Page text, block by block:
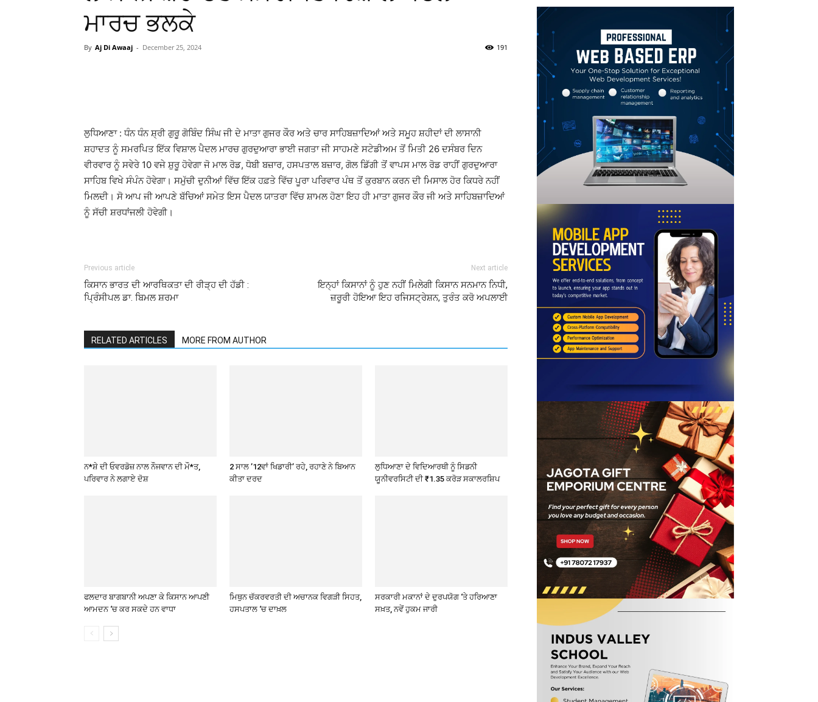
ਮਾਰਚ ਭਲਕੇ
By Aj Di Awaaj - December 25, 2024 191
Linkedin Email
ਲੁਧਿਆਣਾ : ਧੰਨ ਧੰਨ ਸ਼੍ਰੀ ਗੁਰੂ ਗੋਬਿੰਦ ਸਿੰਘ ਜੀ ਦੇ ਮਾਤਾ ਗੁਜਰ ਕੌਰ ਅਤੇ ਚਾਰ ਸਾਹਿਬਜ਼ਾਦਿਆਂ ਅਤੇ ਸਮੂਹ ਸ਼ਹੀਦਾਂ ਦੀ ਲਾਸਾਨੀ
ਸ਼ਹਾਦਤ ਨੂੰ ਸਮਰਪਿਤ ਇੱਕ ਵਿਸ਼ਾਲ ਪੈਦਲ ਮਾਰਚ ਗੁਰਦੁਆਰਾ ਭਾਈ ਜਗਤਾ ਜੀ ਸਾਹਮਣੇ ਸਟੇਡੀਅਮ ਤੋਂ ਮਿਤੀ 26 ਦਸੰਬਰ ਦਿਨ
ਵੀਰਵਾਰ ਨੂੰ ਸਵੇਰੇ 10 ਵਜੇ ਸ਼ੁਰੂ ਹੋਵੇਗਾ ਜੋ ਮਾਲ ਰੋਡ, ਧੋਬੀ ਬਜ਼ਾਰ, ਹਸਪਤਾਲ ਬਜ਼ਾਰ, ਗੋਲ ਡਿੱਗੀ ਤੋਂ ਵਾਪਸ ਮਾਲ ਰੋਡ ਰਾਹੀਂ ਗੁਰਦੁਆਰਾ
ਸਾਹਿਬ ਵਿਖੇ ਸੰਪੰਨ ਹੋਵੇਗਾ। ਸਮੁੱਚੀ ਦੁਨੀਆਂ ਵਿੱਚ ਇੱਕ ਹਫ਼ਤੇ ਵਿੱਚ ਪੂਰਾ ਪਰਿਵਾਰ ਪੰਥ ਤੋਂ ਕੁਰਬਾਨ ਕਰਨ ਦੀ ਮਿਸਾਲ ਹੋਰ ਕਿਧਰੇ ਨਹੀਂ
ਮਿਲਦੀ। ਸੋ ਆਪ ਜੀ ਆਪਣੇ ਬੱਚਿਆਂ ਸਮੇਤ ਇਸ ਪੈਦਲ ਯਾਤਰਾ ਵਿੱਚ ਸ਼ਾਮਲ ਹੋਣਾ ਇਹ ਹੀ ਮਾਤਾ ਗੁਜਰ ਕੌਰ ਜੀ ਅਤੇ ਸਾਹਿਬਜ਼ਾਦਿਆਂ
ਨੂੰ ਸੱਚੀ ਸ਼ਰਧਾਂਜਲੀ ਹੋਵੇਗੀ।
Previous article
ਕਿਸਾਨ ਭਾਰਤ ਦੀ ਆਰਥਿਕਤਾ ਦੀ ਰੀੜ੍ਹ ਦੀ ਹੱਡੀ :
ਪ੍ਰਿੰਸੀਪਲ ਡਾ. ਬਿਮਲ ਸ਼ਰਮਾ
Next article
ਇਨ੍ਹਾਂ ਕਿਸਾਨਾਂ ਨੂੰ ਹੁਣ ਨਹੀਂ ਮਿਲੇਗੀ ਕਿਸਾਨ ਸਨਮਾਨ ਨਿਧੀ,
ਜ਼ਰੂਰੀ ਹੋਇਆ ਇਹ ਰਜਿਸਟ੍ਰੇਸ਼ਨ, ਤੁਰੰਤ ਕਰੋ ਅਪਲਾਈ
RELATED ARTICLES MORE FROM AUTHOR
ਨ*ਸ਼ੇ ਦੀ ਓਵਰਡੋਜ਼ ਨਾਲ ਨੌਜਵਾਨ ਦੀ ਮੌ*ਤ,
ਪਰਿਵਾਰ ਨੇ ਲਗਾਏ ਦੋਸ਼
2 ਸਾਲ ’12ਵਾਂ ਖਿਡਾਰੀ’ ਰਹੇ, ਰਹਾਣੇ ਨੇ ਬਿਆਨ
ਕੀਤਾ ਦਰਦ
ਲੁਧਿਆਣਾ ਦੇ ਵਿਦਿਆਰਥੀ ਨੂੰ ਸਿਡਨੀ
ਯੂਨੀਵਰਸਿਟੀ ਦੀ ₹1.35 ਕਰੋੜ ਸਕਾਲਰਸ਼ਿਪ
ਫਲਦਾਰ ਬਾਗਬਾਨੀ ਅਪਣਾ ਕੇ ਕਿਸਾਨ ਆਪਣੀ
ਆਮਦਨ ‘ਚ ਕਰ ਸਕਦੇ ਹਨ ਵਾਧਾ
ਮਿਥੁਨ ਚੱਕਰਵਰਤੀ ਦੀ ਅਚਾਨਕ ਵਿਗੜੀ ਸਿਹਤ,
ਹਸਪਤਾਲ ‘ਚ ਦਾਖ਼ਲ
ਸਰਕਾਰੀ ਮਕਾਨਾਂ ਦੇ ਦੁਰਪਯੋਗ ‘ਤੇ ਹਰਿਆਣਾ
ਸਖ਼ਤ, ਨਵੇਂ ਹੁਕਮ ਜਾਰੀ